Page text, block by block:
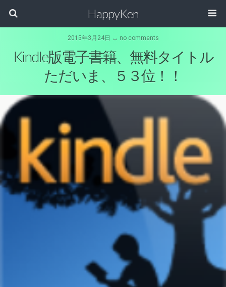
HappyKen
2015年3月24日 ↔ no comments
Kindle版電子書籍、無料タイトル
ただいま、５３位！！